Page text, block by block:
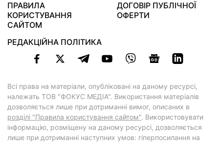
ПРАВИЛА
КОРИСТУВАННЯ
САЙТОМ
ДОГОВІР ПУБЛІЧНОЇ
ОФЕРТИ
РЕДАКЦІЙНА ПОЛІТИКА
Всі права на матеріали, опубліковані на даному ресурсі,
належать ТОВ "ФОКУС МЕДІА". Використання матеріалів
дозволяється лише при дотриманні вимог, описаних в
розділі "Правила користування сайтом". Використовувати
інформацію, розміщену на даному ресурсі, дозволяється
лише при дотриманні наступних умов: гіперпосилання на